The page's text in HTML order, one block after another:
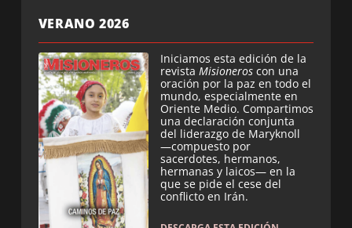
VERANO 2026
Iniciamos esta edición de la
revista Misioneros con una
oración por la paz en todo el
mundo, especialmente en
Oriente Medio. Compartimos
una declaración conjunta
del liderazgo de Maryknoll
—compuesto por
sacerdotes, hermanos,
hermanas y laicos— en la
que se pide el cese del
conflicto en Irán.